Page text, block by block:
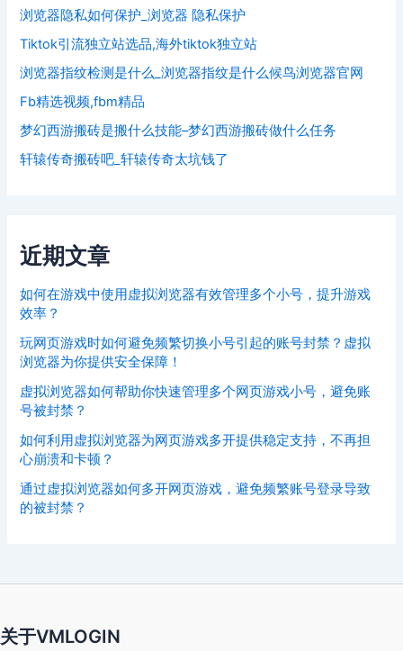
浏览器隐私如何保护_浏览器 隐私保护
Tiktok引流独立站选品,海外tiktok独立站
浏览器指纹检测是什么_浏览器指纹是什么候鸟浏览器官网
Fb精选视频,fbm精品
梦幻西游搬砖是搬什么技能–梦幻西游搬砖做什么任务
轩辕传奇搬砖吧_轩辕传奇太坑钱了
近期文章
如何在游戏中使用虚拟浏览器有效管理多个小号，提升游戏
效率？
玩网页游戏时如何避免频繁切换小号引起的账号封禁？虚拟
浏览器为你提供安全保障！
虚拟浏览器如何帮助你快速管理多个网页游戏小号，避免账
号被封禁？
如何利用虚拟浏览器为网页游戏多开提供稳定支持，不再担
心崩溃和卡顿？
通过虚拟浏览器如何多开网页游戏，避免频繁账号登录导致
的被封禁？
关于VMLOGIN